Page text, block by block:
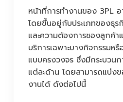
หน้าที่การทำงานของ 3PL
โดยขึ้นอยู่กับประเภทของธุร
และความต้องการชองลูกค้า
บริการเฉพาะบางกิจกรรมห
แบบครงวงจร ซึ่งมีกระบวน
แต่ละด้าน โดยสามารถแบ่ง
งานได้ ดังต่อไปนี้